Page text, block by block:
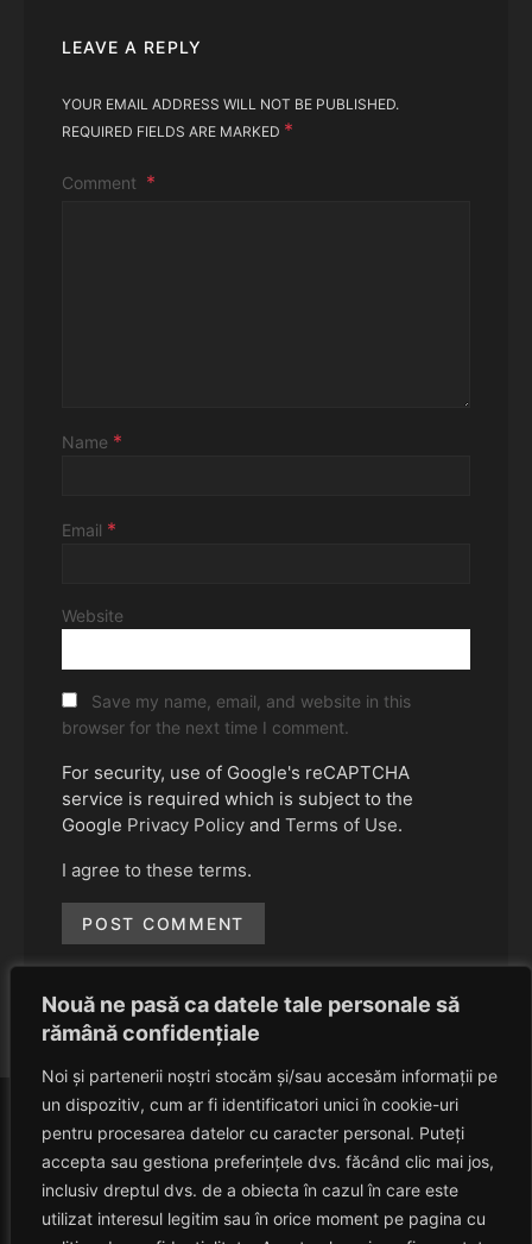
Nouă ne pasă ca datele tale personale să
rămână confidențiale
Noi și partenerii noștri stocăm și/sau accesăm informații pe
un dispozitiv, cum ar fi identificatori unici în cookie-uri
pentru procesarea datelor cu caracter personal. Puteți
accepta sau gestiona preferințele dvs. făcând clic mai jos,
inclusiv dreptul dvs. de a obiecta în cazul în care este
utilizat interesul legitim sau în orice moment pe pagina cu
LEAVE A REPLY
YOUR EMAIL ADDRESS WILL NOT BE PUBLISHED.
REQUIRED FIELDS ARE MARKED *
Comment
Name *
Email *
Website
Save my name, email, and website in this
browser for the next time I comment.
For security, use of Google's reCAPTCHA
service is required which is subject to the
Google Privacy Policy and Terms of Use.
I agree to these terms.